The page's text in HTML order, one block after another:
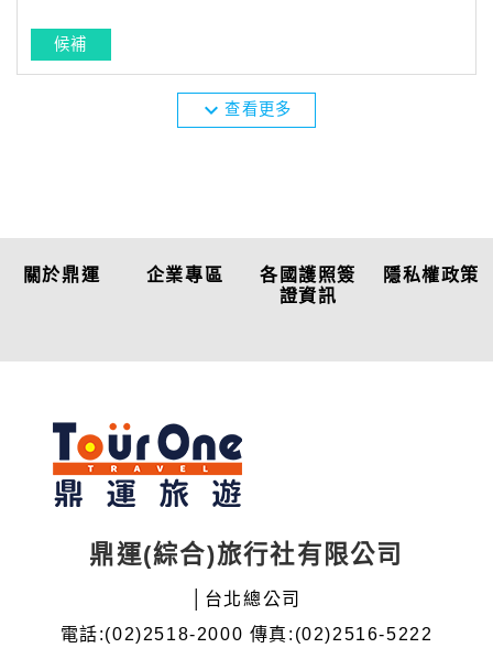
候補
expand_more查看更多
關於鼎運 企業專區
各國護照簽
證資訊
隱私權政策
鼎運(綜合)旅行社有限公司
│台北總公司
電話:(02)2518-2000 傳真:(02)2516-5222